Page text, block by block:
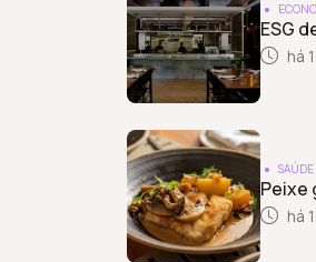
ESG
há
SAÚDE
Peixe
há